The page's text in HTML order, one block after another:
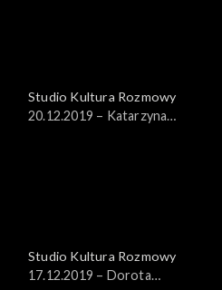
Studio Kultura Rozmowy
20.12.2019 – Katarzyna
Studio Kultura Rozmowy
17.12.2019 – Dorota